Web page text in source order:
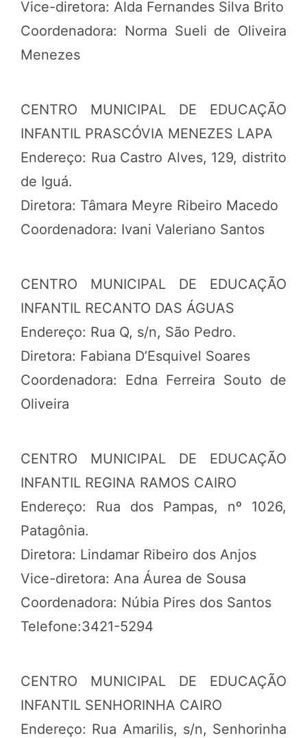
Vice-diretora: Alda Fernandes Silva Brito
Coordenadora: Norma Sueli de Oliveira
Menezes
CENTRO MUNICIPAL DE EDUCAÇÃO
INFANTIL PRASCÓVIA MENEZES LAPA
Endereço: Rua Castro Alves, 129, distrito
de Iguá.
Diretora: Tâmara Meyre Ribeiro Macedo
Coordenadora: Ivani Valeriano Santos
CENTRO MUNICIPAL DE EDUCAÇÃO
INFANTIL RECANTO DAS ÁGUAS
Endereço: Rua Q, s/n, São Pedro.
Diretora: Fabiana D’Esquivel Soares
Coordenadora: Edna Ferreira Souto de
Oliveira
CENTRO MUNICIPAL DE EDUCAÇÃO
INFANTIL REGINA RAMOS CAIRO
Endereço: Rua dos Pampas, nº 1026,
Patagônia.
Diretora: Lindamar Ribeiro dos Anjos
Vice-diretora: Ana Áurea de Sousa
Coordenadora: Núbia Pires dos Santos
Telefone:3421-5294
CENTRO MUNICIPAL DE EDUCAÇÃO
INFANTIL SENHORINHA CAIRO
Endereço: Rua Amarilis, s/n, Senhorinha